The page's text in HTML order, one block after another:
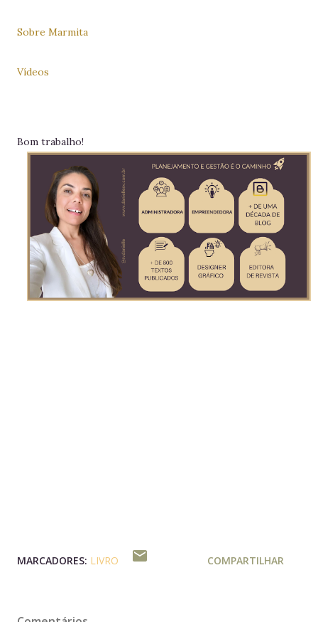
Sobre Marmita
Vídeos
Bom trabalho!
MARCADORES: LIVRO COMPARTILHAR